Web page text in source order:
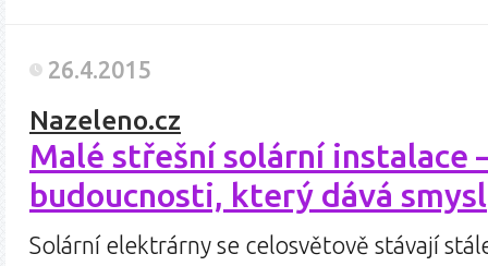
26.4.2015
Nazeleno.cz
Malé střešní solární instalace
budoucnosti, který dává smysl
Solární elektrárny se celosvětově stávají